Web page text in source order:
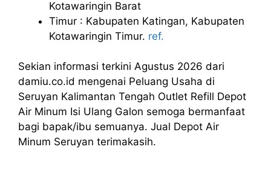
Kotawaringin Barat
Timur : Kabupaten Katingan, Kabupaten
Kotawaringin Timur. ref.
Sekian informasi terkini Agustus 2026 dari
damiu.co.id mengenai Peluang Usaha di
Seruyan Kalimantan Tengah Outlet Refill Depot
Air Minum Isi Ulang Galon semoga bermanfaat
bagi bapak/ibu semuanya. Jual Depot Air
Minum Seruyan terimakasih.